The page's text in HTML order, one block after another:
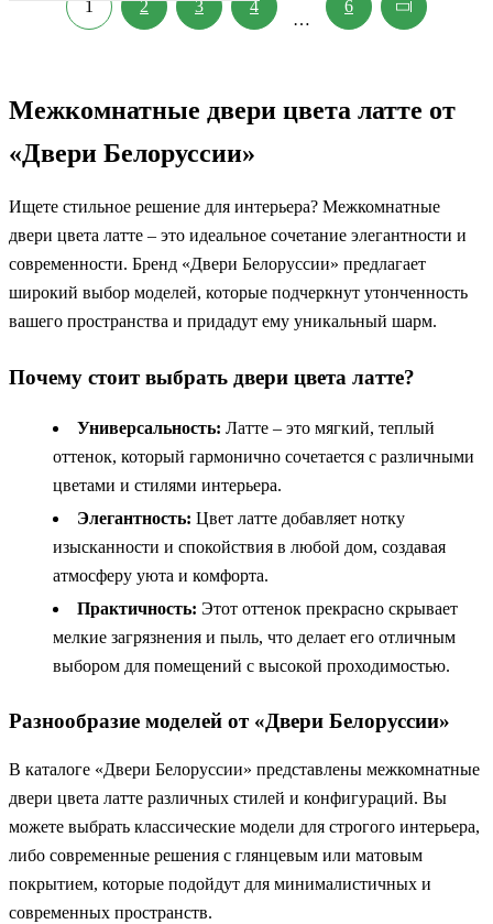
1 2 3 4
…
6
Межкомнатные двери цвета латте от
«Двери Белоруссии»
Ищете стильное решение для интерьера? Межкомнатные
двери цвета латте – это идеальное сочетание элегантности и
современности. Бренд «Двери Белоруссии» предлагает
широкий выбор моделей, которые подчеркнут утонченность
вашего пространства и придадут ему уникальный шарм.
Почему стоит выбрать двери цвета латте?
Универсальность: Латте – это мягкий, теплый
оттенок, который гармонично сочетается с различными
цветами и стилями интерьера.
Элегантность: Цвет латте добавляет нотку
изысканности и спокойствия в любой дом, создавая
атмосферу уюта и комфорта.
Практичность: Этот оттенок прекрасно скрывает
мелкие загрязнения и пыль, что делает его отличным
выбором для помещений с высокой проходимостью.
Разнообразие моделей от «Двери Белоруссии»
В каталоге «Двери Белоруссии» представлены межкомнатные
двери цвета латте различных стилей и конфигураций. Вы
можете выбрать классические модели для строгого интерьера,
либо современные решения с глянцевым или матовым
покрытием, которые подойдут для минималистичных и
современных пространств.